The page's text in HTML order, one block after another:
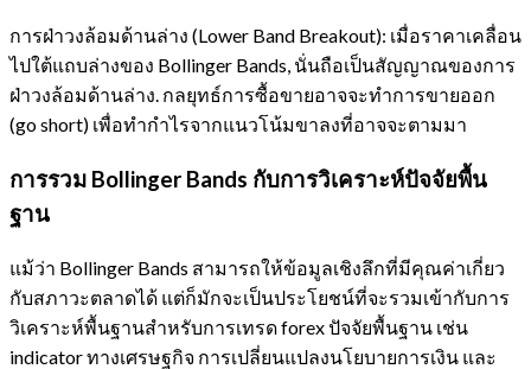
การฝ่าวงล้อมด้านล่าง (Lower Band Breakout): เมื่อราคาเคลื่อน
ไปใต้แถบล่างของ Bollinger Bands, นั่นถือเป็นสัญญาณของการ
ฝ่าวงล้อมด้านล่าง. กลยุทธ์การซื้อขายอาจจะทำการขายออก
(go short) เพื่อทำกำไรจากแนวโน้มขาลงที่อาจจะตามมา
การรวม Bollinger Bands กับการวิเคราะห์ปัจจัยพื้น
ฐาน
แม้ว่า Bollinger Bands สามารถให้ข้อมูลเชิงลึกที่มีคุณค่าเกี่ยว
กับสภาวะตลาดได้ แต่ก็มักจะเป็นประโยชน์ที่จะรวมเข้ากับการ
วิเคราะห์พื้นฐานสำหรับการเทรด forex ปัจจัยพื้นฐาน เช่น
indicator ทางเศรษฐกิจ การเปลี่ยนแปลงนโยบายการเงิน และ